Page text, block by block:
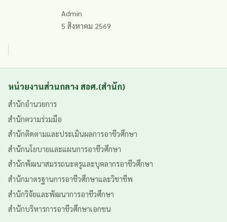
Admin
5 สิงหาคม 2569
หน่วยงานส่วนกลาง สอศ.(สำนัก)
สำนักอำนวยการ
สำนักความร่วมมือ
สำนักติดตามและประเมินผลการอาชีวศึกษา
สำนักนโยบายและแผนการอาชีวศึกษา
สำนักพัฒนาสมรรถนะครูและบุคลากรอาชีวศึกษา
สำนักมาตรฐานการอาชีวศึกษาและวิชาชีพ
สำนักวิจัยและพัฒนาการอาชีวศึกษา
สำนักบริหารการอาชีวศึกษาเอกชน